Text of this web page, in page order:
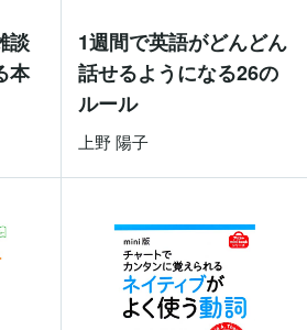
談
本
1週間で英語がどんどん
話せるようになる26の
ルール
上野 陽子